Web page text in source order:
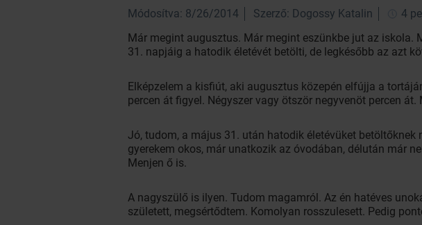
Módosítva: 8/26/2014 Szerző: Dogossy Katalin 4
Már megint augusztus. Már megint eszünkbe jut az iskola.
31. napjáig a hatodik életévét betölti, de legkésőbb az azt
Elképzelem a kisfiút, aki augusztus közepén elfújja a
percen át figyel. Négyszer vagy ötször negyvenöt percen
Jó, tudom, a május 31. után hatodik életévüket
gyerekem okos, már unatkozik az óvodában, délután már
Menjen ő is.
A nagyszülő is ilyen. Tudom magamról. Az én hatéves
született, megsértődtem. Komolyan rosszulesett. Pedig